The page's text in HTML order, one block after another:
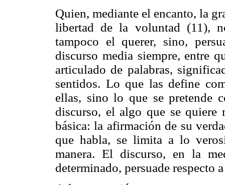
Quien, mediante el encanto, la
libertad de la voluntad (11),
tampoco el querer, sino,
discurso media siempre, entre
articulado de palabras,
sentidos. Lo que las define
ellas, sino lo que se pretende
discurso, el algo que se quiere
básica: la afirmación de su
que habla, se limita a lo
manera. El discurso, en la
determinado, persuade respecto